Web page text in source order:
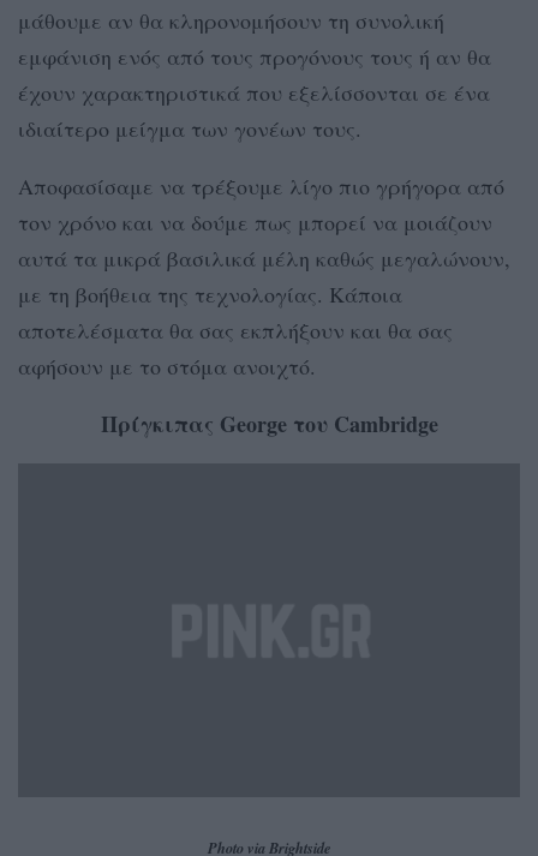
μάθουμε αν θα κληρονομήσουν τη συνολική
εμφάνιση ενός από τους προγόνους τους ή αν θα
έχουν χαρακτηριστικά που εξελίσσονται σε ένα
ιδιαίτερο μείγμα των γονέων τους.
Αποφασίσαμε να τρέξουμε λίγο πιο γρήγορα από
τον χρόνο και να δούμε πως μπορεί να μοιάζουν
αυτά τα μικρά βασιλικά μέλη καθώς μεγαλώνουν,
με τη βοήθεια της τεχνολογίας. Κάποια
αποτελέσματα θα σας εκπλήξουν και θα σας
αφήσουν με το στόμα ανοιχτό.
Πρίγκιπας George του Cambridge
Photo via Brightside